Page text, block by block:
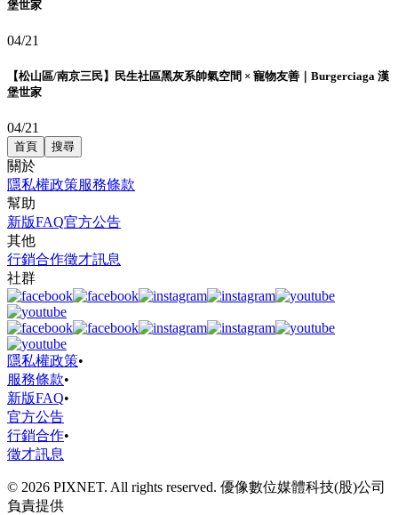
堡世家
04/21
【松山區/南京三民】民生社區黑灰系帥氣空間 × 寵物友善｜Burgerciaga 漢
堡世家
04/21
首頁 搜尋
關於
隱私權政策服務條款
幫助
新版FAQ官方公告
其他
行銷合作徵才訊息
社群
隱私權政策•
服務條款•
新版FAQ•
官方公告
行銷合作•
徵才訊息
© 2026 PIXNET. All rights reserved. 優像數位媒體科技(股)公司
負責提供